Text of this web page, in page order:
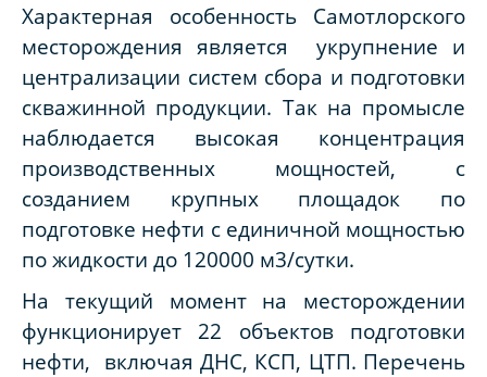
Характерная особенность Самотлорского
месторождения является укрупнение и
централизации систем сбора и подготовки
скважинной продукции. Так на промысле
наблюдается высокая концентрация
производственных мощностей, с
созданием крупных площадок по
подготовке нефти с единичной мощностью
по жидкости до 120000 м3/сутки.
На текущий момент на месторождении
функционирует 22 объектов подготовки
нефти, включая ДНС, КСП, ЦТП. Перечень